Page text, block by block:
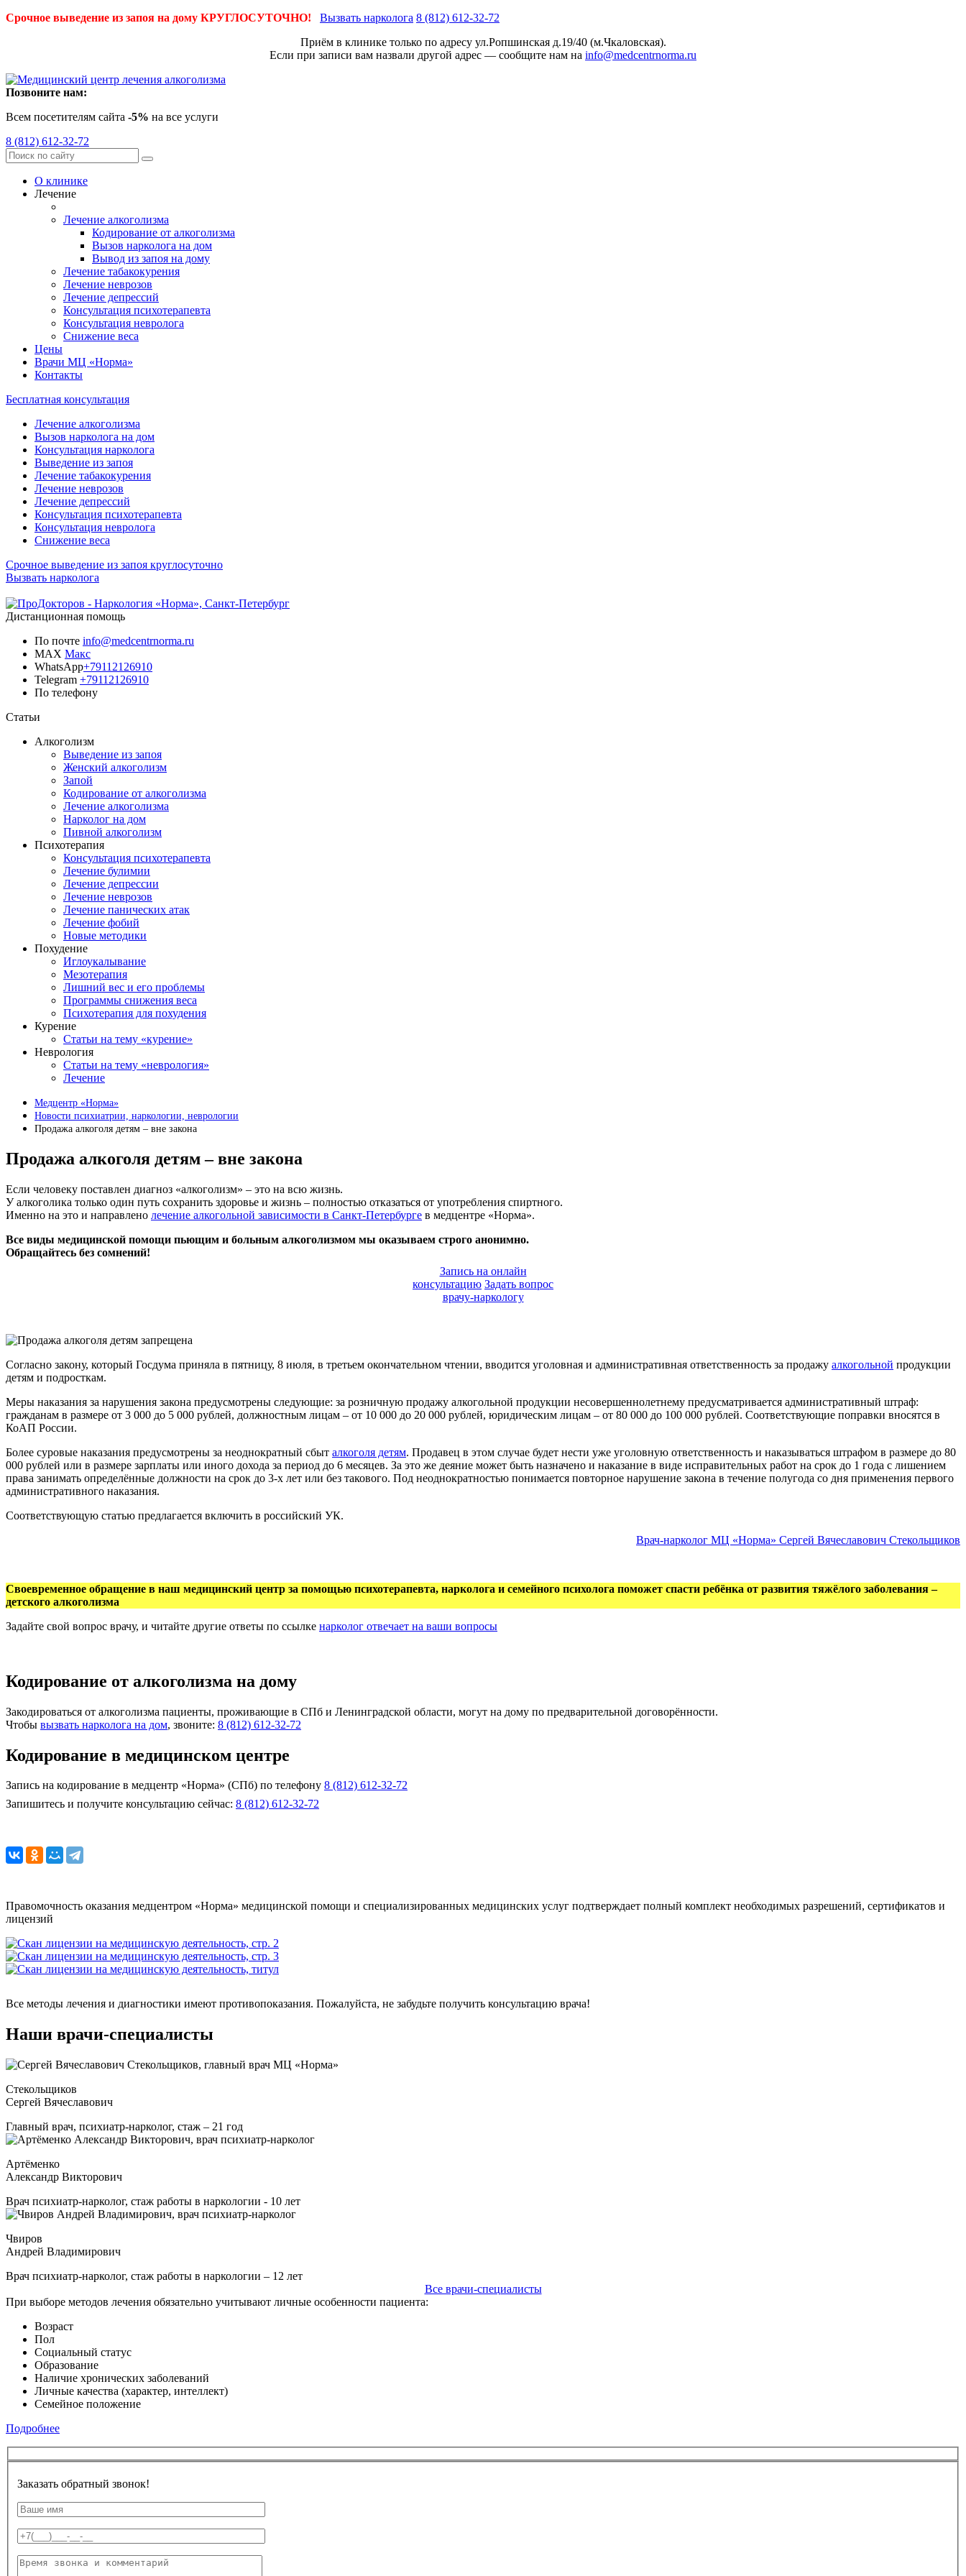
Срочное выведение из запоя на дому КРУГЛОСУТОЧНО! Вызвать нарколога 8 (812) 612-32-72
Приём в клинике только по адресу ул.Ропшинская д.19/40(м.Чкаловская).
Если при записи вам назвали другой адрес — сообщите нам на info@medcentrnorma.ru
Позвоните нам:
Всем посетителям сайта -5% на все услуги
8 (812) 612-32-72
О клинике
Лечение
Лечение алкоголизма
Кодирование от алкоголизма
Вызов нарколога на дом
Вывод из запоя на дому
Лечение табакокурения
Лечение неврозов
Лечение депрессий
Консультация психотерапевта
Консультация невролога
Снижение веса
Цены
Врачи МЦ «Норма»
Контакты
Бесплатная консультация
Лечение алкоголизма
Вызов нарколога на дом
Консультация нарколога
Выведение из запоя
Лечение табакокурения
Лечение неврозов
Лечение депрессий
Консультация психотерапевта
Консультация невролога
Снижение веса
Срочное выведение из запоя круглосуточно
Вызвать нарколога
Дистанционная помощь
По почте info@medcentrnorma.ru
MAX Макс
WhatsApp+79112126910
Telegram +79112126910
По телефону
Статьи
Алкоголизм
Выведение из запоя
Женский алкоголизм
Запой
Кодирование от алкоголизма
Лечение алкоголизма
Нарколог на дом
Пивной алкоголизм
Психотерапия
Консультация психотерапевта
Лечение булимии
Лечение депрессии
Лечение неврозов
Лечение панических атак
Лечение фобий
Новые методики
Похудение
Иглоукалывание
Мезотерапия
Лишний вес и его проблемы
Программы снижения веса
Психотерапия для похудения
Курение
Статьи на тему «курение»
Неврология
Статьи на тему «неврология»
Лечение
Медцентр «Норма»
Новости психиатрии, наркологии, неврологии
Продажа алкоголя детям – вне закона
Продажа алкоголя детям – вне закона
Если человеку поставлен диагноз «алкоголизм» – это на всю жизнь.
У алкоголика только один путь сохранить здоровье и жизнь – полностью отказаться от употребления спиртного.
Именно на это и направлено лечение алкогольной зависимости в Санкт-Петербурге в медцентре «Норма».
Все виды медицинской помощи пьющим и больным алкоголизмом мы оказываем строго анонимно.
Обращайтесь без сомнений!
Запись на онлайн
консультацию Задать вопрос
врачу-наркологу
Согласно закону, который Госдума приняла в пятницу, 8 июля, в третьем окончательном чтении, вводится уголовная и административная ответственность за продажу алкогольной продукции
детям и подросткам.
Меры наказания за нарушения закона предусмотрены следующие: за розничную продажу алкогольной продукции несовершеннолетнему предусматривается административный штраф:
гражданам в размере от 3 000 до 5 000 рублей, должностным лицам – от 10 000 до 20 000 рублей, юридическим лицам – от 80 000 до 100 000 рублей. Соответствующие поправки вносятся в
КоАП России.
Более суровые наказания предусмотрены за неоднократный сбыт алкоголя детям. Продавец в этом случае будет нести уже уголовную ответственность и наказываться штрафом в размере до 80
000 рублей или в размере зарплаты или иного дохода за период до 6 месяцев. За это же деяние может быть назначено и наказание в виде исправительных работ на срок до 1 года с лишением
права занимать определённые должности на срок до 3-х лет или без такового. Под неоднократностью понимается повторное нарушение закона в течение полугода со дня применения первого
административного наказания.
Соответствующую статью предлагается включить в российский УК.
Врач-нарколог МЦ «Норма» Сергей Вячеславович Стекольщиков
Своевременное обращение в наш медицинский центр за помощью психотерапевта, нарколога и семейного психолога поможет спасти ребёнка от развития тяжёлого заболевания –
детского алкоголизма
Задайте свой вопрос врачу, и читайте другие ответы по ссылке нарколог отвечает на ваши вопросы
Кодирование от алкоголизма на дому
Закодироваться от алкоголизма пациенты, проживающие в СПб и Ленинградской области, могут на дому по предварительной договорённости.
Чтобы вызвать нарколога на дом, звоните: 8 (812) 612-32-72
Кодирование в медицинском центре
Запись на кодирование в медцентр «Норма» (СПб) по телефону 8 (812) 612-32-72
Запишитесь и получите консультацию сейчас: 8 (812) 612-32-72
Правомочность оказания медцентром «Норма» медицинской помощи и специализированных медицинских услуг подтверждает полный комплект необходимых разрешений, сертификатов и
лицензий
Все методы лечения и диагностики имеют противопоказания. Пожалуйста, не забудьте получить консультацию врача!
Наши врачи-специалисты
Стекольщиков
Сергей Вячеславович
Главный врач, психиатр-нарколог, стаж – 21 год
Артёменко
Александр Викторович
Врач психиатр-нарколог, стаж работы в наркологии - 10 лет
Чвиров
Андрей Владимирович
Врач психиатр-нарколог, стаж работы в наркологии – 12 лет
Все врачи-специалисты
При выборе методов лечения обязательно учитывают личные особенности пациента:
Возраст
Пол
Социальный статус
Образование
Наличие хронических заболеваний
Личные качества (характер, интеллект)
Семейное положение
Подробнее
Заказать обратный звонок!